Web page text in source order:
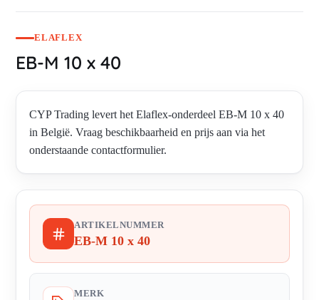
ELAFLEX
EB-M 10 x 40
CYP Trading levert het Elaflex-onderdeel EB-M 10 x 40
in België. Vraag beschikbaarheid en prijs aan via het
onderstaande contactformulier.
ARTIKELNUMMER
EB-M 10 x 40
MERK